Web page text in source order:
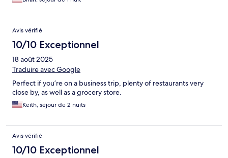
Avis vérifié
10/10 Exceptionnel
18 août 2025
Traduire avec Google
Perfect if you’re on a business trip, plenty of restaurants very
close by, as well as a grocery store.
Keith, séjour de 2 nuits
Avis vérifié
10/10 Exceptionnel